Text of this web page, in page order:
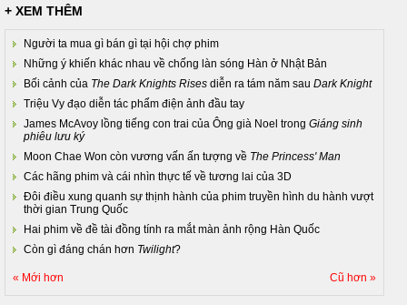
+ XEM THÊM
Người ta mua gì bán gì tại hội chợ phim
Những ý khiến khác nhau về chống làn sóng Hàn ở Nhật Bản
Bối cảnh của The Dark Knights Rises diễn ra tám năm sau Dark Knight
Triệu Vy đạo diễn tác phẩm điện ảnh đầu tay
James McAvoy lồng tiếng con trai của Ông già Noel trong Giáng sinh
phiêu lưu ký
Moon Chae Won còn vương vấn ấn tượng về The Princess' Man
Các hãng phim và cái nhìn thực tế về tương lai của 3D
Đôi điều xung quanh sự thịnh hành của phim truyền hình du hành vượt
thời gian Trung Quốc
Hai phim về đề tài đồng tính ra mắt màn ảnh rộng Hàn Quốc
Còn gì đáng chán hơn Twilight?
« Mới hơn Cũ hơn »